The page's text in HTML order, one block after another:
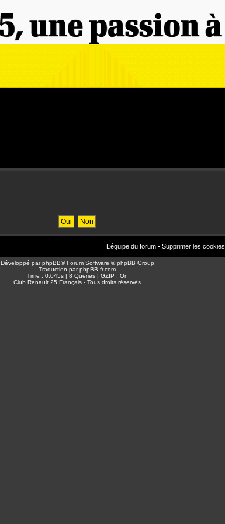
L’équipe du forum • Supprimer les
Développé parphpBB® Forum Software © phpBB Group
Traduction parphpBB-fr.com
Time : 0.045s | 8 Queries | GZIP : On
Club Renault 25 Français - Tous droits réservés